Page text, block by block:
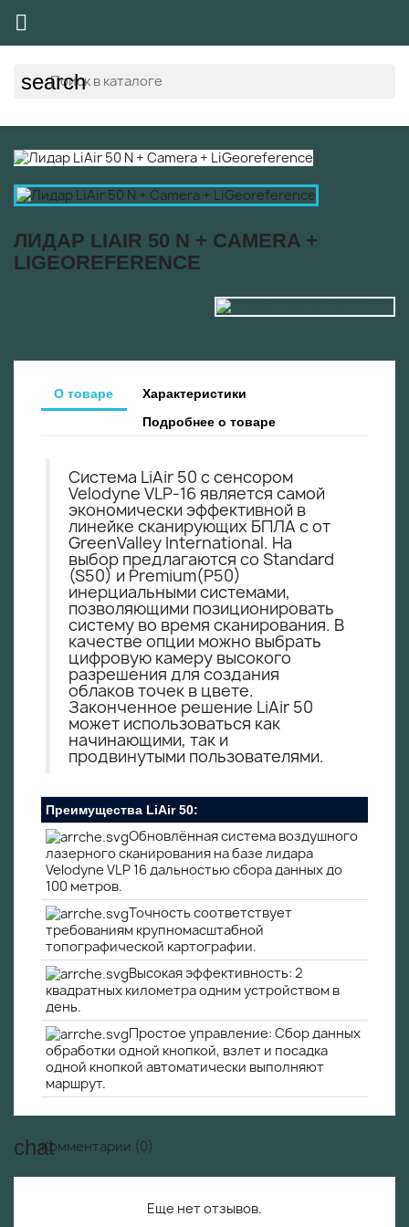

search
ЛИДАР LIAIR 50 N + CAMERA +
LIGEOREFERENCE
О товаре
Характеристики
Подробнее о товаре
Система LiAir 50 с сенсором
Velodyne VLP-16 является самой
экономически эффективной в
линейке сканирующих БПЛА с от
GreenValley International. На
выбор предлагаются со Standard
(S50) и Premium(P50)
инерциальными системами,
позволяющими позиционировать
систему во время сканирования. В
качестве опции можно выбрать
цифровую камеру высокого
разрешения для создания
облаков точек в цвете.
Законченное решение LiAir 50
может использоваться как
начинающими, так и
продвинутыми пользователями.
Преимущества LiAir 50:
Обновлённая cистема воздушного
лазерного сканирования на базе лидара
Velodyne VLP 16 дальностью сбора данных до
100 метров.
Точность соответствует
требованиям крупномасштабной
топографической картографии.
Высокая эффективность: 2
квадратных километра одним устройством в
день.
Простое управление: Сбор данных
обработки одной кнопкой, взлет и посадка
одной кнопкой автоматически выполняют
маршрут.
Комментарии (0)
Еще нет отзывов.